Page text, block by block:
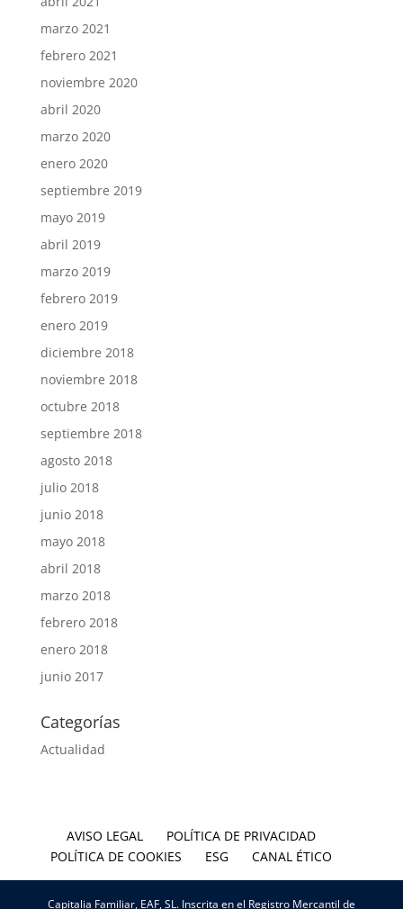
marzo 2021
febrero 2021
noviembre 2020
abril 2020
marzo 2020
enero 2020
septiembre 2019
mayo 2019
abril 2019
marzo 2019
febrero 2019
enero 2019
diciembre 2018
noviembre 2018
octubre 2018
septiembre 2018
agosto 2018
julio 2018
junio 2018
mayo 2018
abril 2018
marzo 2018
febrero 2018
enero 2018
junio 2017
Categorías
Actualidad
AVISO LEGAL
POLÍTICA DE PRIVACIDAD
POLÍTICA DE COOKIES
ESG CANAL ÉTICO
Capitalia Familiar, EAF, SL. Inscrita en el Registro Mercantil de